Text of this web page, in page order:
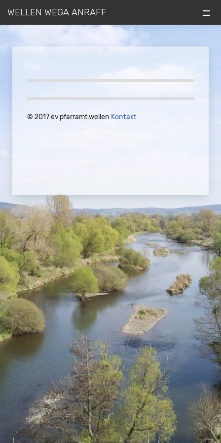
WELLEN WEGA ANRAFF =
© 2017 ev.pfarramt.wellen Kontakt